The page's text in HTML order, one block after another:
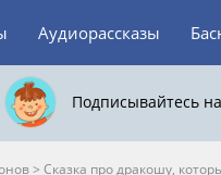
Аудиорассказы
Подписывайтесь
> Сказка про дракошу,